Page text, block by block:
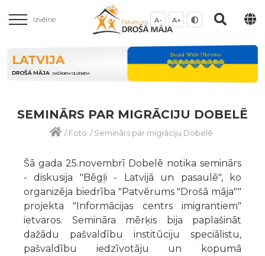
Izvēlne A- A+
LATVIJA
DROŠĀ MĀJA DAŽĀDIEM CILVĒKIEM
SEMINĀRS PAR MIGRĀCIJU DOBELĒ
/Foto /Seminārs par migrāciju Dobelē
Šā gada 25.novembrī Dobelē notika seminārs
- diskusija "Bēgļi - Latvijā un pasaulē", ko
organizēja biedrība "Patvērums "Drošā māja""
projekta "Informācijas centrs imigrantiem"
ietvaros. Semināra mērķis bija paplašināt
dažādu pašvaldību institūciju speciālistu,
pašvaldību iedzīvotāju un kopumā